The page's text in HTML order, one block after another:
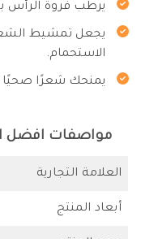
يرطب فروة الرأس
يجعل تمشيط
الاستحمام.
يمنحك شعرًا صحيًا بنسبة 100%
مواصفات افضل
العلامة التجارية
أبعاد المنتج